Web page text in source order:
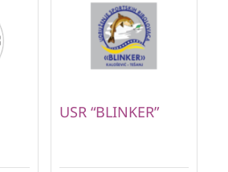
USR “BLINKER”